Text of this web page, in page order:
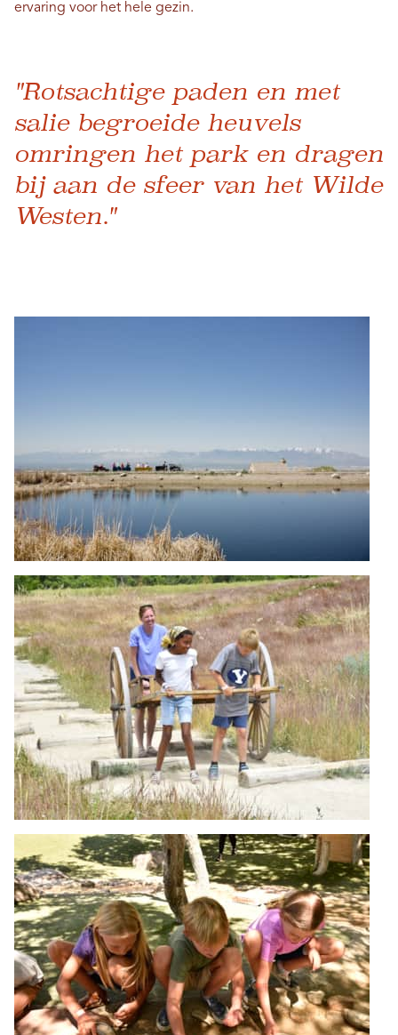
ervaring voor het hele gezin.
"Rotsachtige paden en met
salie begroeide heuvels
omringen het park en dragen
bij aan de sfeer van het Wilde
Westen."